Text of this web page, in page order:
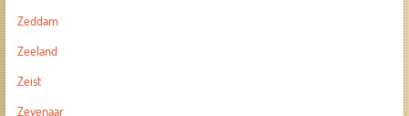
Zeddam
Zeeland
Zeist
Zevenaar